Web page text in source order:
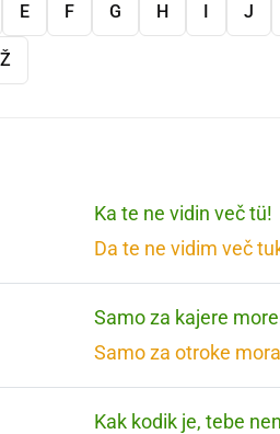
E F G H I J
Ž
Ka te ne vidin več tü!
Da te ne vidim več
Samo za kajere
Samo za otroke
Kak kodik je, tebe